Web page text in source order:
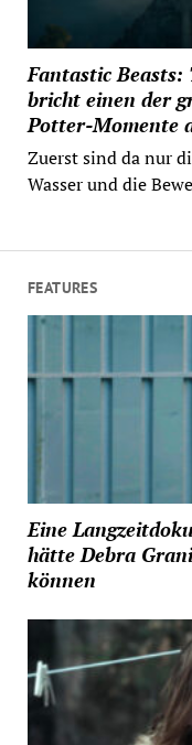
Fantastic Beasts:
bricht einen der
Potter-Momente
Zuerst sind da nur
Wasser und die
FEATURES
Eine
hätte Debra
können